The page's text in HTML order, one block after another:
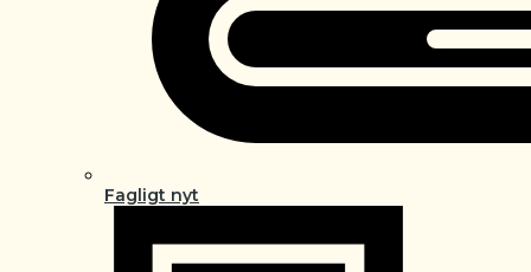
Fagligt nyt